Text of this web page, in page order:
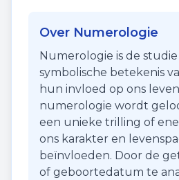
Over Numerologie
Numerologie is de
symbolische betekenis
hun invloed op ons
numerologie wordt
een unieke trilling of
ons karakter en
beïnvloeden. Door de
of geboortedatum te